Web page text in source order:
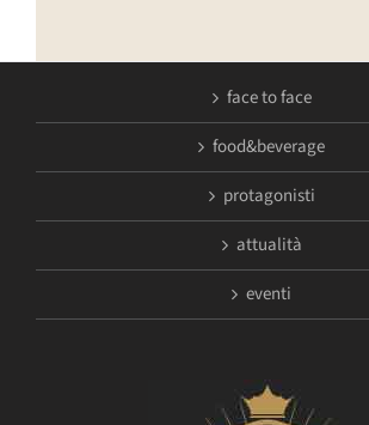
face to face
food&beverage
protagonisti
attualità
eventi